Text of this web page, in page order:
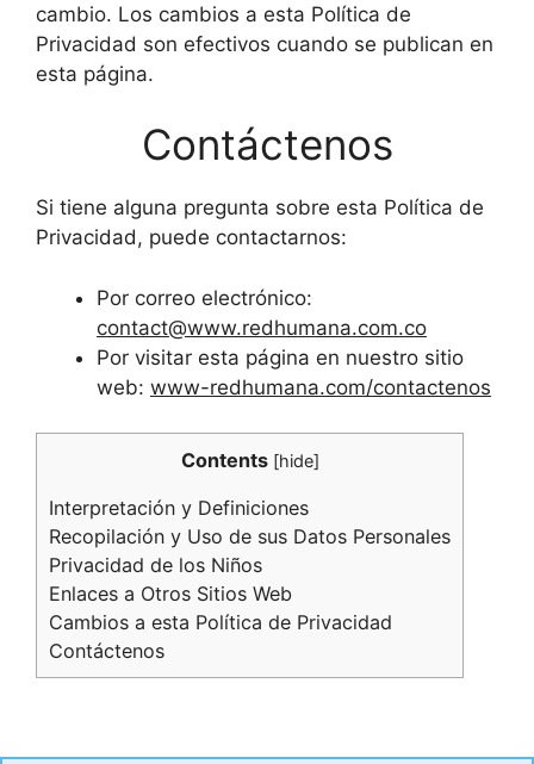
cambio. Los cambios a esta Política de
Privacidad son efectivos cuando se publican en
esta página.
Contáctenos
Si tiene alguna pregunta sobre esta Política de
Privacidad, puede contactarnos:
Por correo electrónico:
contact@www.redhumana.com.co
Por visitar esta página en nuestro sitio
web: www-redhumana.com/contactenos
Contents [hide]
Interpretación y Definiciones
Recopilación y Uso de sus Datos Personales
Privacidad de los Niños
Enlaces a Otros Sitios Web
Cambios a esta Política de Privacidad
Contáctenos